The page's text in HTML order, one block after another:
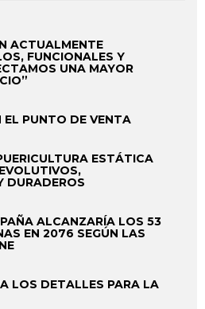
ACTUALMENTE
FUNCIONALES Y
UNA MAYOR
EL PUNTO DE VENTA
ESTÁTICA
DURADEROS
ALCANZARÍA LOS 53
EN 2076 SEGÚN LAS
LOS DETALLES PARA LA